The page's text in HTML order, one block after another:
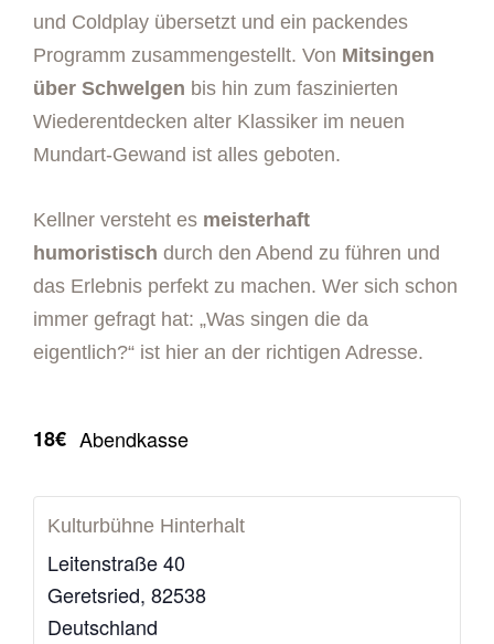
und Coldplay übersetzt und ein packendes
Programm zusammengestellt. Von Mitsingen
über Schwelgen bis hin zum faszinierten
Wiederentdecken alter Klassiker im neuen
Mundart-Gewand ist alles geboten.
Kellner versteht es meisterhaft
humoristisch durch den Abend zu führen und
das Erlebnis perfekt zu machen. Wer sich schon
immer gefragt hat: „Was singen die da
eigentlich?“ ist hier an der richtigen Adresse.
18€ Abendkasse
Kulturbühne Hinterhalt
Leitenstraße 40
Geretsried, 82538
Deutschland